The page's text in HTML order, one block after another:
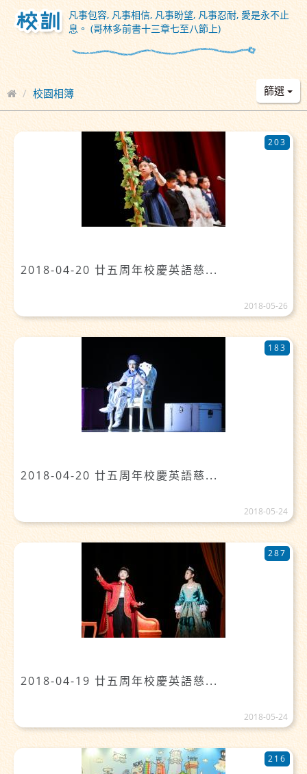
凡事包容, 凡事相信, 凡事盼望, 凡事忍耐, 愛是永不止
息。 (哥林多前書十三章七至八節上)
校園相簿 篩選
2018-04-20 廿五周年校慶英語慈...
203
2018-05-26
2018-04-20 廿五周年校慶英語慈...
183
2018-05-24
2018-04-19 廿五周年校慶英語慈...
287
2018-05-24
216